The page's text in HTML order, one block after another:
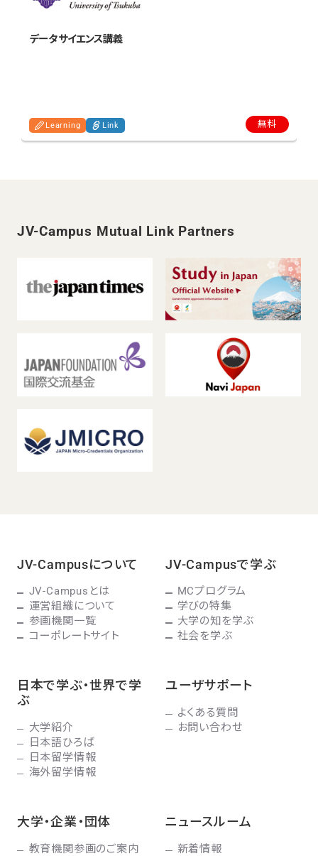
データサイエンス講義
Learning Link 無料
JV-Campus Mutual Link Partners
JV-Campusについて
JV-Campusとは
運営組織について
参画機関一覧
コーポレートサイト
JV-Campusで学ぶ
MCプログラム
学びの特集
大学の知を学ぶ
社会を学ぶ
日本で学ぶ・世界で学
ぶ
大学紹介
日本語ひろば
日本留学情報
海外留学情報
ユーザサポート
よくある質問
お問い合わせ
大学・企業・団体
教育機関参画のご案内
ニュースルーム
新着情報